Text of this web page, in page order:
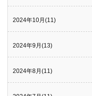
2024年10月(11)
2024年9月(13)
2024年8月(11)